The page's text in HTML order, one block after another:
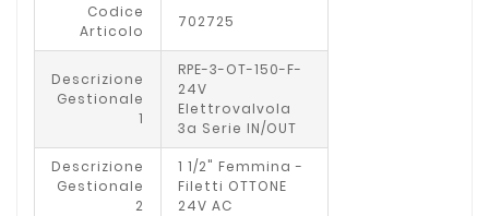
Codice
Articolo
702725
Descrizione
Gestionale
1
RPE-3-OT-150-F-
24V
Elettrovalvola
3a Serie IN/OUT
Descrizione
Gestionale
2
1 1/2" Femmina -
Filetti OTTONE
24V AC